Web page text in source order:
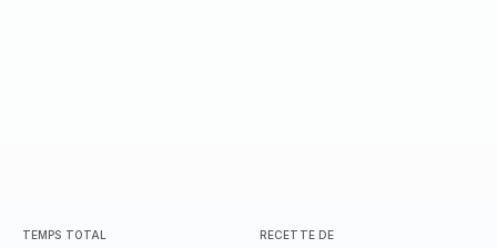
TEMPS TOTAL RECETTE DE